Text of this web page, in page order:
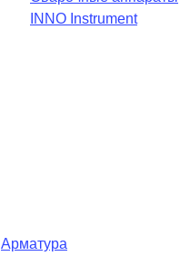
INNO Instrument
Арматура